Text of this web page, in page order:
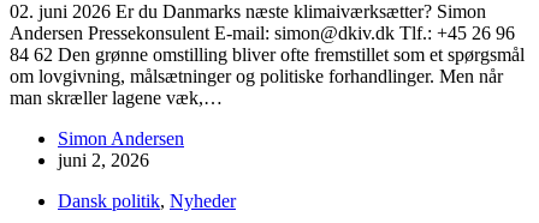
02. juni 2026 Er du Danmarks næste klimaiværksætter? Simon
Andersen Pressekonsulent E-mail: simon@dkiv.dk Tlf.: +45 26 96
84 62 Den grønne omstilling bliver ofte fremstillet som et spørgsmål
om lovgivning, målsætninger og politiske forhandlinger. Men når
man skræller lagene væk,…
Simon Andersen
juni 2, 2026
Dansk politik, Nyheder